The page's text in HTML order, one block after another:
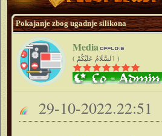
Pokajanje zbog ugadnje silikona
Media
( ٱلسَّلَامُ عَلَيْكُمْ )
29-10-2022.22:51